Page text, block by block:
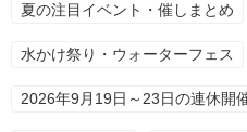
夏の注目イベント・催しまとめ
水かけ祭り・ウォーターフェス
2026年9月19日～23日の連休開